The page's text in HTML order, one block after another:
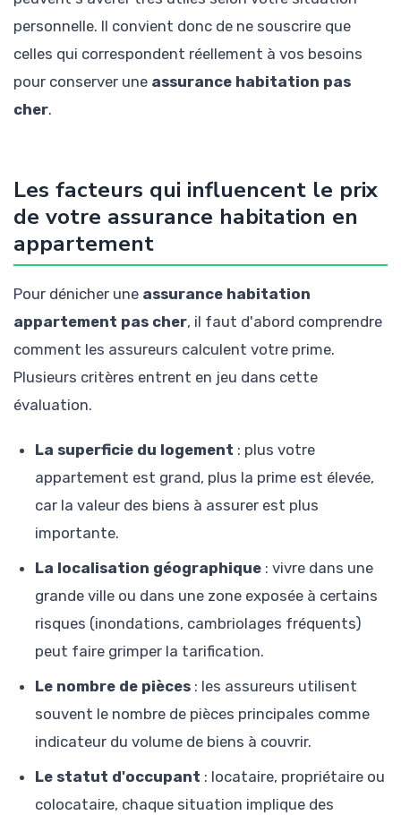
personnelle. Il convient donc de ne souscrire que
celles qui correspondent réellement à vos besoins
pour conserver une assurance habitation pas
cher.
Les facteurs qui influencent le prix
de votre assurance habitation en
appartement
Pour dénicher une assurance habitation
appartement pas cher, il faut d'abord comprendre
comment les assureurs calculent votre prime.
Plusieurs critères entrent en jeu dans cette
évaluation.
La superficie du logement : plus votre
appartement est grand, plus la prime est élevée,
car la valeur des biens à assurer est plus
importante.
La localisation géographique : vivre dans une
grande ville ou dans une zone exposée à certains
risques (inondations, cambriolages fréquents)
peut faire grimper la tarification.
Le nombre de pièces : les assureurs utilisent
souvent le nombre de pièces principales comme
indicateur du volume de biens à couvrir.
Le statut d'occupant : locataire, propriétaire ou
colocataire, chaque situation implique des